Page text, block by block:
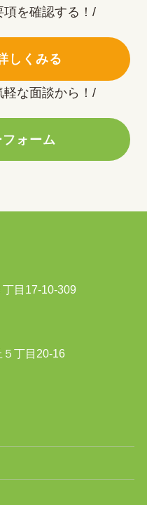
を確認する！/
しくみる
な面談から！/
ォーム
目17-10-309
丁目20-16